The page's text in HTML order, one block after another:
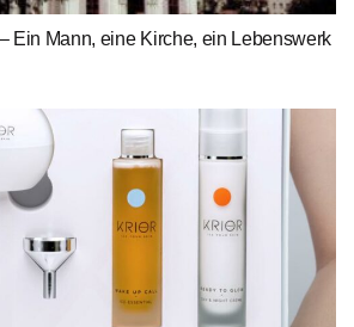
Ein Mann, eine Kirche, ein Lebenswerk